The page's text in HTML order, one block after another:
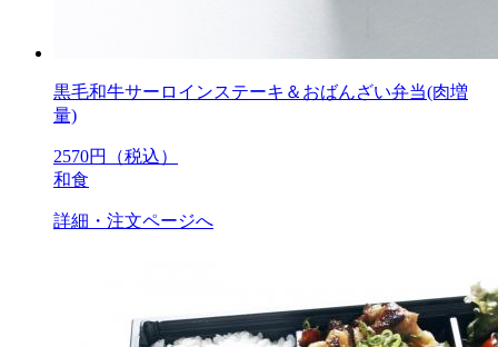
黒毛和牛サーロインステーキ＆おばんざい弁当(肉増
量)
2570円（税込）
和食
詳細・注文ページへ